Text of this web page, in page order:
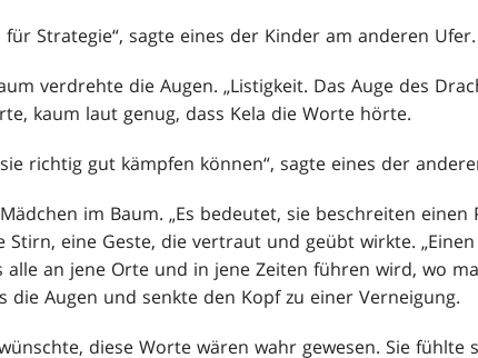
für Strategie“, sagte eines der Kinder am anderen Ufer.
verdrehte die Augen. „Listigkeit. Das Auge des
kaum laut genug, dass Kela die Worte hörte.
richtig gut kämpfen können“, sagte eines der
Mädchen im Baum. „Es bedeutet, sie beschreiten einen
Stirn, eine Geste, die vertraut und geübt wirkte.
alle an jene Orte und in jene Zeiten führen wird, wo
die Augen und senkte den Kopf zu einer Verneigung.
diese Worte wären wahr gewesen. Sie fühlte